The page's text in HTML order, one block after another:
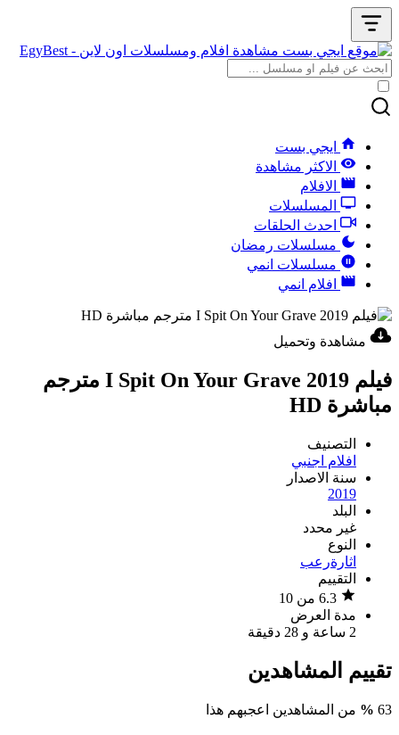
ايجي بست
الاكثر مشاهدة
الافلام
المسلسلات
احدث الحلقات
مسلسلات رمضان
مسلسلات انمي
افلام انمي
مشاهدة وتحميل
فيلم I Spit On Your Grave 2019 مترجم
مباشرة HD
التصنيف
افلام اجنبي
سنة الاصدار
2019
البلد
غير محدد
النوع
اثارةرعب
التقييم
مدة العرض
2 ساعة و 28 دقيقة
تقييم المشاهدين
63
% من المشاهدين اعجبهم هذا